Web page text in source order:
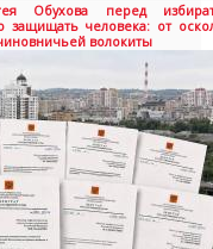
Обухова перед
защищать человека: от
волокиты